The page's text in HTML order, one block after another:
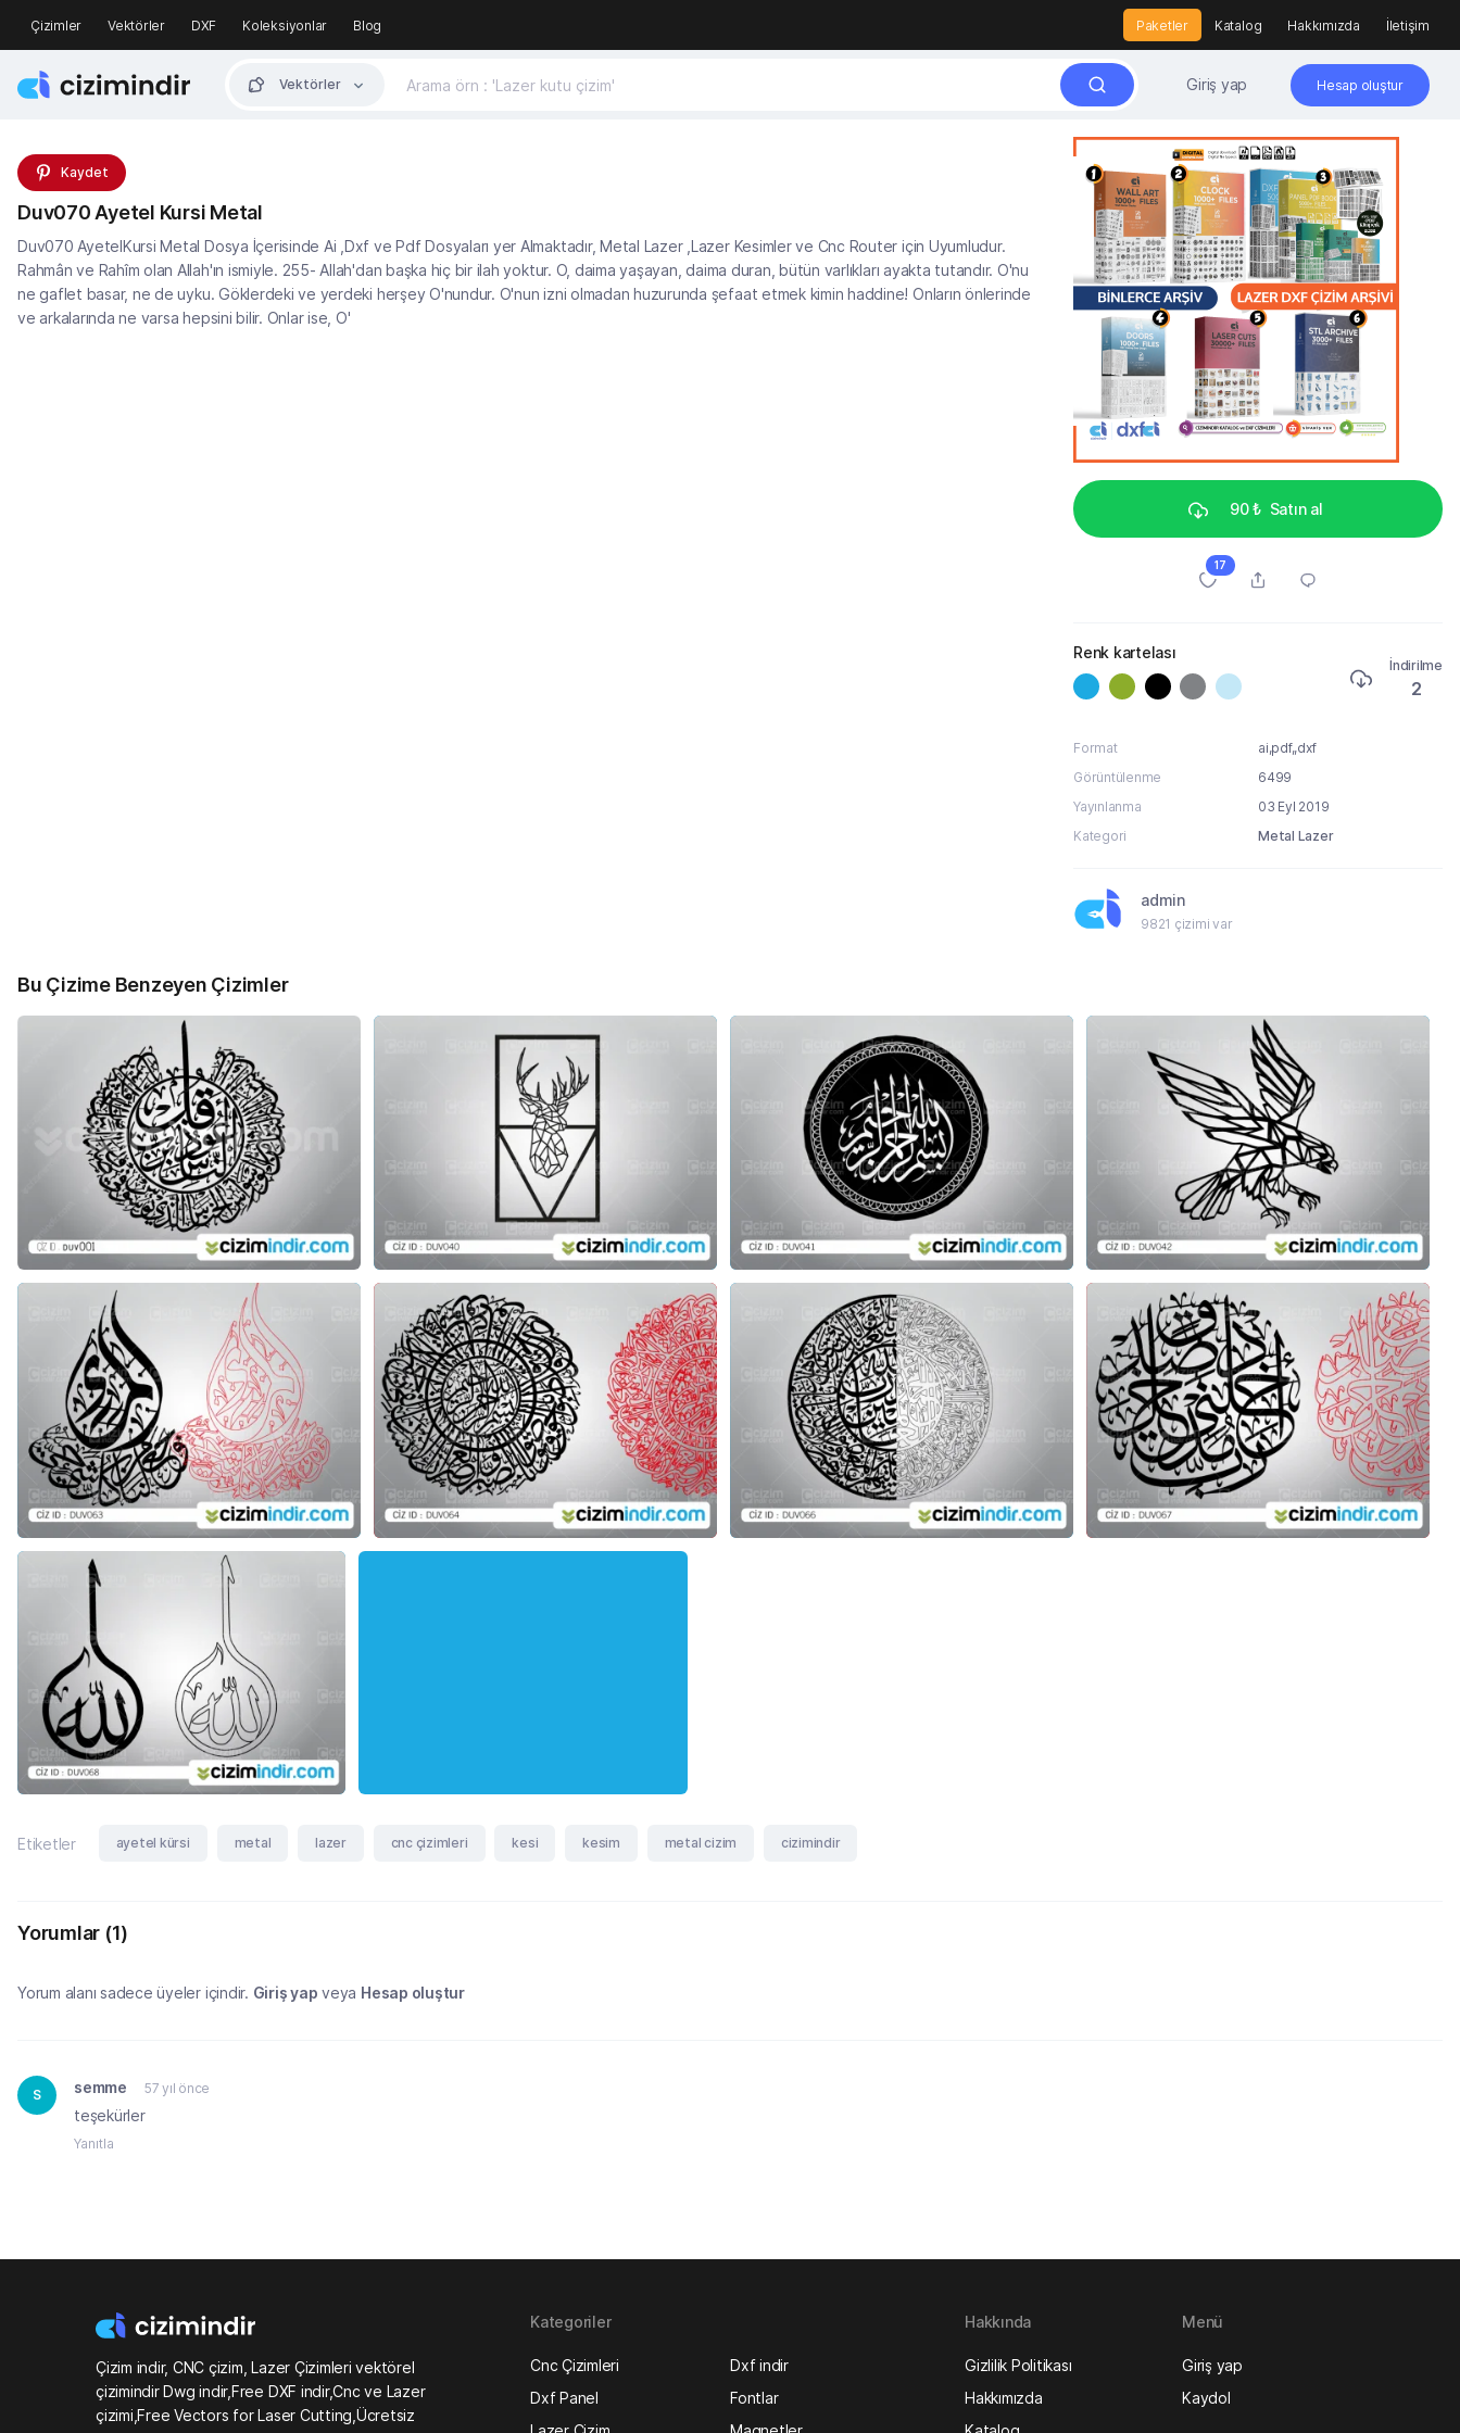
Çizimler Vektörler DXF Koleksiyonlar Blog Paketler Katalog Hakkımızda İletişim
Vektörler Giriş yap Hesap oluştur
Kaydet
Duv070 Ayetel Kursi Metal
Duv070 AyetelKursi Metal Dosya İçerisinde Ai ,Dxf ve Pdf Dosyaları yer Almaktadır, Metal Lazer ,Lazer Kesimler ve Cnc Router için Uyumludur.
Rahmân ve Rahîm olan Allah'ın ismiyle. 255- Allah'dan başka hiç bir ilah yoktur. O, daima yaşayan, daima duran, bütün varlıkları ayakta tutandır. O'nu
ne gaflet basar, ne de uyku. Göklerdeki ve yerdeki herşey O'nundur. O'nun izni olmadan huzurunda şefaat etmek kimin haddine! Onların önlerinde
ve arkalarında ne varsa hepsini bilir. Onlar ise, O'
90 ₺ Satın al
17
Renk kartelası
İndirilme
2
Format
ai,pdf,,dxf
Görüntülenme
6499
Yayınlanma
03 Eyl 2019
Kategori
Metal Lazer
admin
9821 çizimi var
Bu Çizime Benzeyen Çizimler
Etiketler ayetel kürsi metal lazer cnc çizimleri kesi kesim metal cizim cizimindir
Yorumlar (1)
Yorum alanı sadece üyeler içindir. Giriş yap veya Hesap oluştur
S semme 57 yıl önce
teşekürler
Yanıtla
Çizim indir, CNC çizim, Lazer Çizimleri vektörel
çizimindir Dwg indir,Free DXF indir,Cnc ve Lazer
çizimi,Free Vectors for Laser Cutting,Ücretsiz
Kategoriler
Cnc Çizimleri
Dxf indir
Dxf Panel
Fontlar
Hakkında
Gizlilik Politikası
Hakkımızda
Menü
Giriş yap
Kaydol